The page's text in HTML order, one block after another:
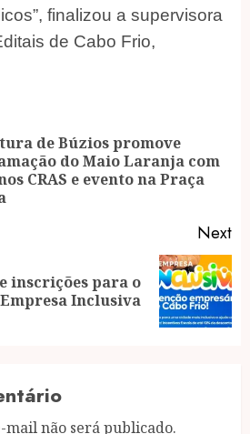
finalizou a supervisora
de Cabo Frio,
de Búzios promove
do Maio Laranja com
CRAS e evento na Praça
Next
inscrições para o
Inclusiva
mail não será publicado.